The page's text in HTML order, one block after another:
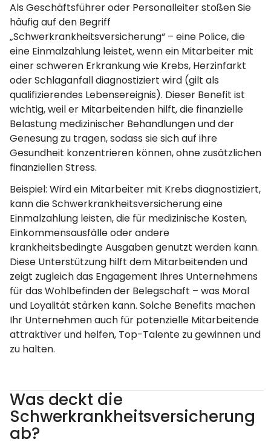
Als Geschäftsführer oder Personalleiter stoßen Sie
häufig auf den Begriff
„Schwerkrankheitsversicherung“ – eine Police, die
eine Einmalzahlung leistet, wenn ein Mitarbeiter mit
einer schweren Erkrankung wie Krebs, Herzinfarkt
oder Schlaganfall diagnostiziert wird (gilt als
qualifizierendes Lebensereignis). Dieser Benefit ist
wichtig, weil er Mitarbeitenden hilft, die finanzielle
Belastung medizinischer Behandlungen und der
Genesung zu tragen, sodass sie sich auf ihre
Gesundheit konzentrieren können, ohne zusätzlichen
finanziellen Stress.
Beispiel: Wird ein Mitarbeiter mit Krebs diagnostiziert,
kann die Schwerkrankheitsversicherung eine
Einmalzahlung leisten, die für medizinische Kosten,
Einkommensausfälle oder andere
krankheitsbedingte Ausgaben genutzt werden kann.
Diese Unterstützung hilft dem Mitarbeitenden und
zeigt zugleich das Engagement Ihres Unternehmens
für das Wohlbefinden der Belegschaft – was Moral
und Loyalität stärken kann. Solche Benefits machen
Ihr Unternehmen auch für potenzielle Mitarbeitende
attraktiver und helfen, Top-Talente zu gewinnen und
zu halten.
Was deckt die
Schwerkrankheitsversicherung
ab?